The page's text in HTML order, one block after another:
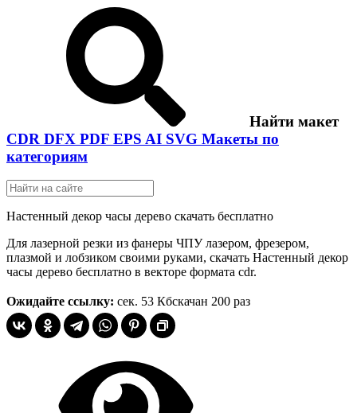
Найти макет
CDR DFX PDF EPS AI SVG Макеты по
категориям
Настенный декор часы дерево скачать бесплатно
Для лазерной резки из фанеры ЧПУ лазером, фрезером,
плазмой и лобзиком своими руками, скачать Настенный декор
часы дерево бесплатно в векторе формата cdr.
Ожидайте ссылку: сек. 53 Кбскачан 200 раз